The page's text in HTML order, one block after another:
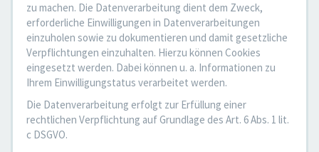
zu machen. Die Datenverarbeitung dient dem Zweck,
erforderliche Einwilligungen in Datenverarbeitungen
einzuholen sowie zu dokumentieren und damit gesetzliche
Verpflichtungen einzuhalten. Hierzu können Cookies
eingesetzt werden. Dabei können u. a. Informationen zu
Ihrem Einwilligungstatus verarbeitet werden.
Die Datenverarbeitung erfolgt zur Erfüllung einer
rechtlichen Verpflichtung auf Grundlage des Art. 6 Abs. 1 lit.
c DSGVO.